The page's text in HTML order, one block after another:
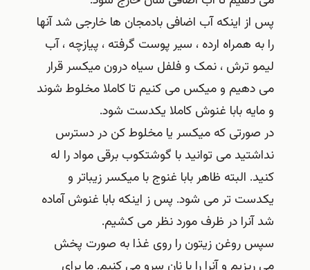
پس از اینکه آب اضافی بادمجان ها خارجی شد آنها
را به همراه ارده ، سیر پوست گرفته ، پیازچه ، آب
لیمو ترش ، نمک و فلفل سیاه درون میکسر قرار
می دهیم و میکس می کنیم تا کاملا مخلوط شوند
و مایه بابا غنوش کاملا یکدست شود.
در صورتی که میکسر یا مخلوط کن در دسترس
نداشتید می توانید با گوشتکوب برقی مواد را له
کنید. البته ظاهر بابا غنوج با میکسر زیباتر و
یکدست تر می شود. پس ز اینکه بابا غنوش آماده
شد آنرا در ظرف مورد نظر می کشیم.
سپس روغن زیتون را روی غذا به صورت پخش